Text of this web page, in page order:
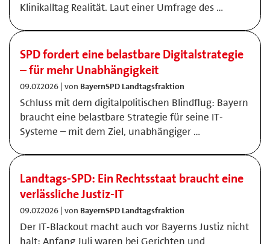
Klinikalltag Realität. Laut einer Umfrage des …
SPD fordert eine belastbare Digitalstrategie
– für mehr Unabhängigkeit
09.07.2026 | von BayernSPD Landtagsfraktion
Schluss mit dem digitalpolitischen Blindflug: Bayern
braucht eine belastbare Strategie für seine IT-
Systeme – mit dem Ziel, unabhängiger …
Landtags-SPD: Ein Rechtsstaat braucht eine
verlässliche Justiz-IT
09.07.2026 | von BayernSPD Landtagsfraktion
Der IT-Blackout macht auch vor Bayerns Justiz nicht
halt: Anfang Juli waren bei Gerichten und